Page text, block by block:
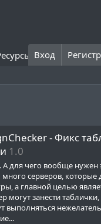
Что
Вход
- Фикс
1.0
для чего вообще нужен
много серверов,
а главной целью
могут занести
выполняться